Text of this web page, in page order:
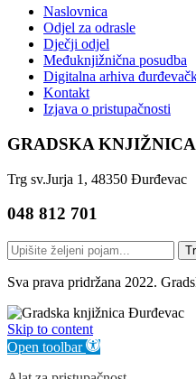
Naslovnica
Odjel za odrasle
Dječji odjel
Međuknjižnična posudba
Digitalna arhiva
Kontakt
Izjava o pristupačnosti
GRADSKA
Trg sv.Jurja 1, 48350 Đurđevac
048 812 701
Sva prava pridržana 2022.
Skip to content
Open toolbar